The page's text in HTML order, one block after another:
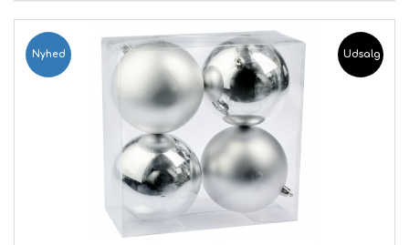
Nyhed Udsalg